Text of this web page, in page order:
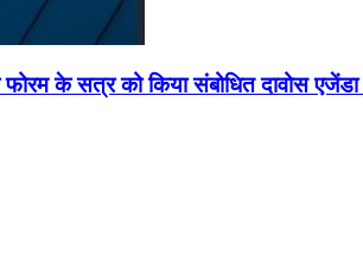
के सत्र को किया संबोधित दावोस एजेंडा